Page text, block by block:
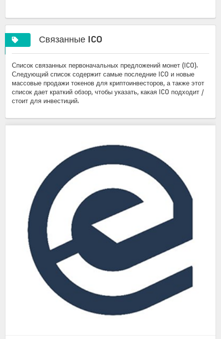
Связанные ICO
Список связанных первоначальных предложений монет (ICO).
Следующий список содержит самые последние ICO и новые
массовые продажи токенов для криптоинвесторов, а также этот
список дает краткий обзор, чтобы указать, какая ICO подходит /
стоит для инвестиций.